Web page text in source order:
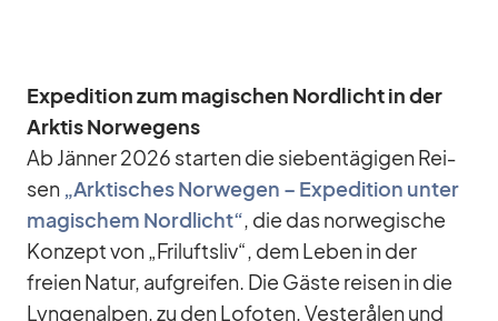
Ex­pe­di­tion zum ma­gi­schen Nord­licht in der
Ark­tis Nor­we­gens
Ab Jän­ner 2026 star­ten die sie­ben­tä­gi­gen Rei­
sen „Ark­ti­sches Nor­we­gen – Ex­pe­di­tion un­ter
ma­gi­schem Nord­licht“, die das nor­we­gi­sche
Kon­zept von „Fri­luft­sliv“, dem Le­ben in der
freien Na­tur, auf­grei­fen. Die Gäste rei­sen in die
Lyn­gen­al­pen, zu den Lo­fo­ten, Ves­terå­len und